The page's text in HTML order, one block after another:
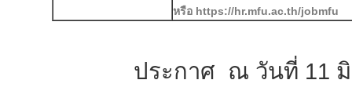
หรือ https://hr.mfu.ac.th/jobmfu
ประกาศ ณ วันที่ 11 มิถุ